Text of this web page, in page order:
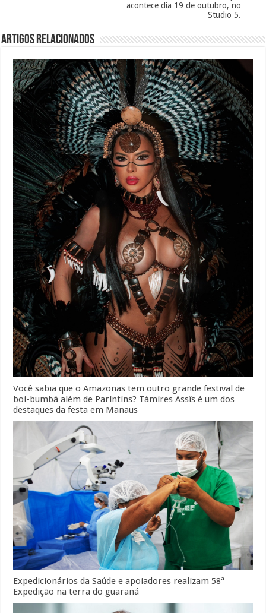
acontece dia 19 de outubro, no
Studio 5.
Artigos Relacionados
Você sabia que o Amazonas tem outro grande festival de
boi-bumbá além de Parintins? Tàmires Assîs é um dos
destaques da festa em Manaus
Expedicionários da Saúde e apoiadores realizam 58ª
Expedição na terra do guaraná